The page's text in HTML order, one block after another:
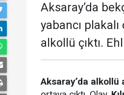
Aksaray’da
yabancı
alkollü çıktı.
Aksaray’da alkollü